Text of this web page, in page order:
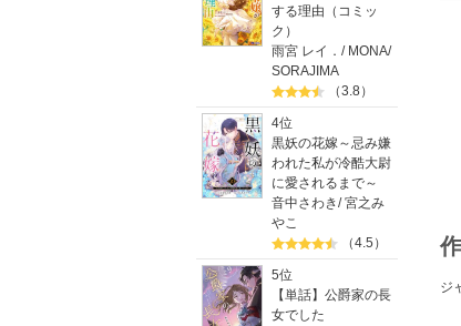
する理由（コミッ
ク）
雨宮 レイ． / MONA/
SORAJIMA
（3.8）
4位
黒妖の花嫁～忌み嫌
われた私が冷酷大尉
に愛されるまで～
音中さわき/宮之み
やこ
（4.5）
5位
【単話】公爵家の長
女でした
ジ